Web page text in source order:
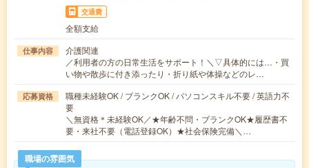
交通費
全額支給
仕事内容
介護関連
／利用者の方の日常生活をサポート！＼▽具体的には…・買
い物や散歩に付き添ったり・折り紙や体操などのレ…
応募資格
職種未経験OK / ブランクOK / パソコンスキル不要 / 英語力不
要
＼無資格＊未経験OK／★年齢不問・ブランクOK★履歴書不
要・来社不要（電話登録OK）★社会保険完備＼…
職場の雰囲気